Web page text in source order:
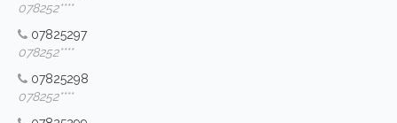
078252****
07825297
078252****
07825298
078252****